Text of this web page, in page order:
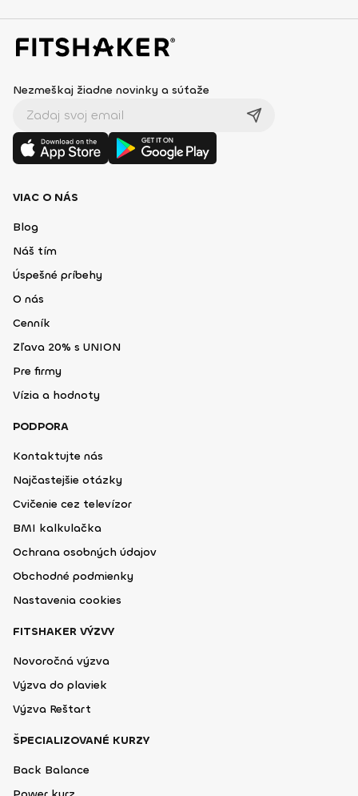
Nezmeškaj žiadne novinky a súťaže
VIAC O NÁS
Blog
Náš tím
Úspešné príbehy
O nás
Cenník
Zľava 20% s UNION
Pre firmy
Vízia a hodnoty
PODPORA
Kontaktujte nás
Najčastejšie otázky
Cvičenie cez televízor
BMI kalkulačka
Ochrana osobných údajov
Obchodné podmienky
Nastavenia cookies
FITSHAKER VÝZVY
Novoročná výzva
Výzva do plaviek
Výzva Reštart
ŠPECIALIZOVANÉ KURZY
Back Balance